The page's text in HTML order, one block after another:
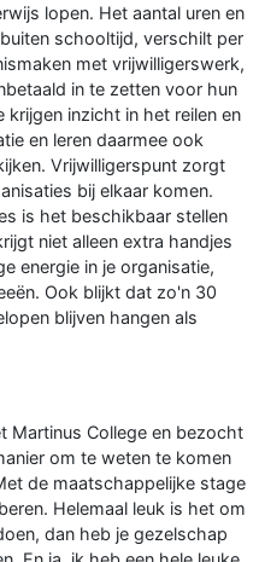
lopen. Het aantal uren en
schooltijd, verschilt per
met vrijwilligerswerk,
in te zetten voor hun
krijgen inzicht in het reilen en
en leren daarmee ook
Vrijwilligerspunt zorgt
bij elkaar komen.
is het beschikbaar stellen
niet alleen extra handjes
energie in je organisatie,
Ook blijkt dat zo'n 30
blijven hangen als
Martinus College en bezocht
om te weten te komen
de maatschappelijke stage
Helemaal leuk is het om
dan heb je gezelschap